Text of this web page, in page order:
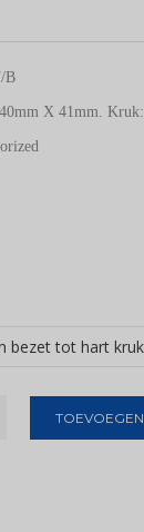
B
X 41mm.
bezet tot hart